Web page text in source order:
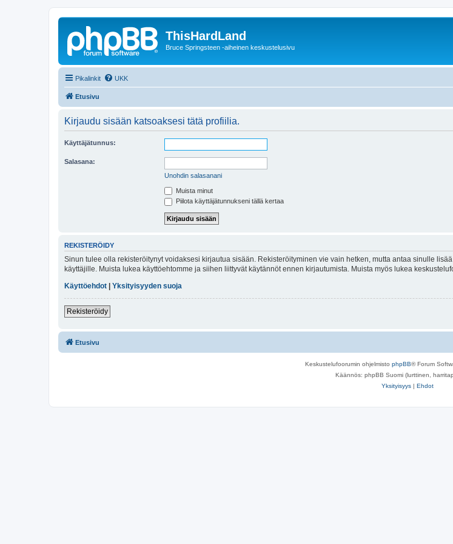
ThisHardLand
Bruce Springsteen -aiheinen keskustelusivu
Pikalinkit UKK
Etusivu
Kirjaudu sisään katsoaksesi tätä profiilia.
Käyttäjätunnus:
Salasana:
Unohdin salasanani
Muista minut
Piilota käyttäjätunnukseni tällä kertaa
REKISTERÖIDY
Sinun tulee olla rekisteröitynyt voidaksesi kirjautua sisään. Rekisteröityminen vie vain hetken, mutta antaa sinulle
käyttäjille. Muista lukea käyttöehtomme ja siihen liittyvät käytännöt ennen kirjautumista. Muista myös lukea
Käyttöehdot
Yksityisyyden suoja
Rekisteröidy
Etusivu
Keskustelufoorumin ohjelmisto phpBB® Forum
Käännös: phpBB Suomi (lurttinen,
Yksityisyys | Ehdot